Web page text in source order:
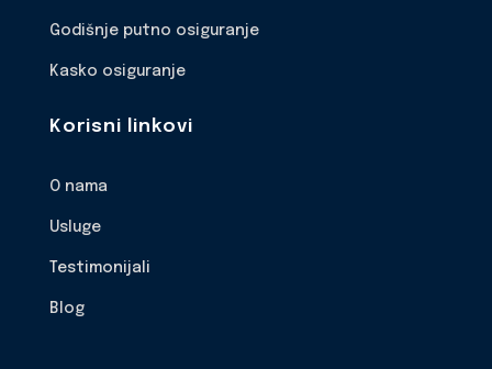
Godišnje putno osiguranje
Kasko osiguranje
Korisni linkovi
O nama
Usluge
Testimonijali
Blog